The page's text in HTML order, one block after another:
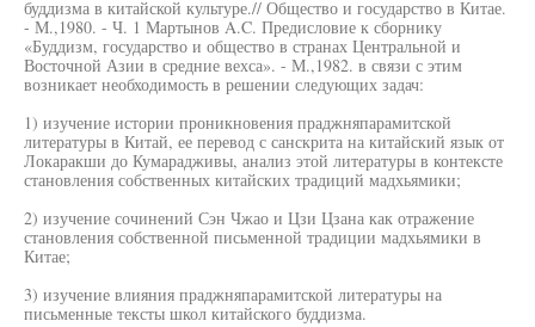
буддизма в китайской культуре.// Общество и государство в Китае.
- М.,1980. - Ч. 1 Мартынов A.C. Предисловие к сборнику
«Буддизм, государство и общество в странах Центральной и
Восточной Азии в средние вехса». - М.,1982. в связи с этим
возникает необходимость в решении следующих задач:
1) изучение истории проникновения праджняпарамитской
литературы в Китай, ее перевод с санскрита на китайский язык от
Локаракши до Кумарадживы, анализ этой литературы в контексте
становления собственных китайских традиций мадхьямики;
2) изучение сочинений Сэн Чжао и Цзи Цзана как отражение
становления собственной письменной традиции мадхьямики в
Китае;
3) изучение влияния праджняпарамитской литературы на
письменные тексты школ китайского буддизма.